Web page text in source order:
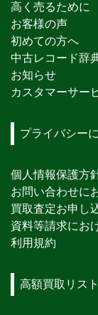
高く売るために
お客様の声
初めての方へ
中古レコード辞
お知らせ
カスタマーサー
プライバシー
個人情報保護方
お問い合わせに
買取査定お申し
資料等請求にお
利用規約
高額買取リスト